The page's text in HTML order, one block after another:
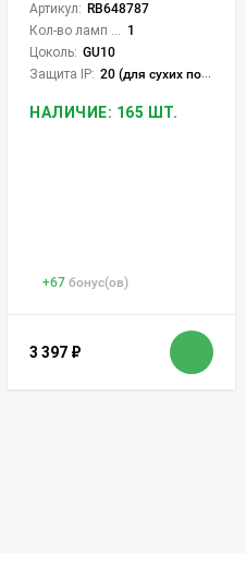
Артикул: RB648787
Кол-во ламп или LED: 1
Цоколь: GU10
Защита IP: 20 (для сухих пом.)
НАЛИЧИЕ: 165 ШТ.
+67 бонус(ов)
3 397 ₽